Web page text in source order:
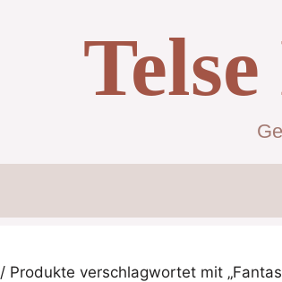
/ Produkte verschlagwortet mit